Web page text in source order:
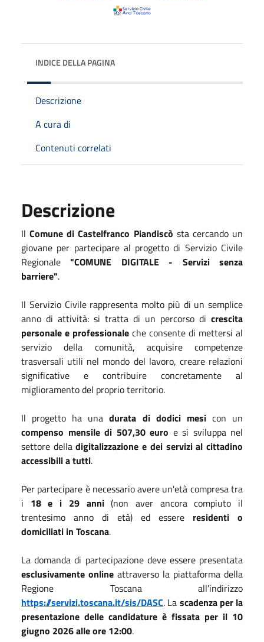
INDICE DELLA PAGINA
Descrizione
A cura di
Contenuti correlati
Descrizione
IlComune di Castelfranco Piandiscò sta cercando un
giovane per partecipare al progetto di Servizio Civile
Regionale"COMUNE DIGITALE - Servizi senza
barriere".
Il Servizio Civile rappresenta molto più di un semplice
anno di attività: si tratta di un percorso di crescita
personale e professionale che consente di mettersi al
servizio della comunità, acquisire competenze
trasversali utili nel mondo del lavoro, creare relazioni
significative e contribuire concretamente al
miglioramento del proprio territorio.
Il progetto ha unadurata di dodici mesicon un
compenso mensile di 507,30 euro e si sviluppa nel
settore delladigitalizzazione e dei servizi al cittadino
accessibili a tutti.
Per partecipare è necessario avere un'età compresa tra
i 18 e i 29 anni(non aver ancora compiuto il
trentesimo anno di età) ed essere residenti o
domiciliati in Toscana.
La domanda di partecipazione deve essere presentata
esclusivamente online attraverso la piattaforma della
Regione Toscana all'indirizzo
https://servizi.toscana.it/sis/DASC. La scadenza per la
presentazione delle candidature è fissata per il 10
giugno 2026 alle ore 12:00.